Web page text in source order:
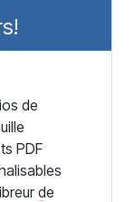
de
PDF
de